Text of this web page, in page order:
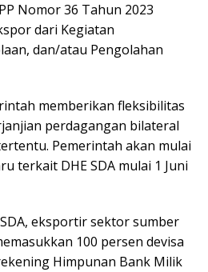
Nomor 36 Tahun 2023
dari Kegiatan
dan/atau Pengolahan
memberikan fleksibilitas
perdagangan bilateral
Pemerintah akan mulai
terkait DHE SDA mulai 1 Juni
eksportir sektor sumber
100 persen devisa
Himpunan Bank Milik